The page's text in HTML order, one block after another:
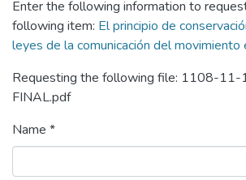
Enter the following information to
following item: El principio de
leyes de la comunicación del movimiento
Requesting the following file: 1108-
FINAL.pdf
Name *